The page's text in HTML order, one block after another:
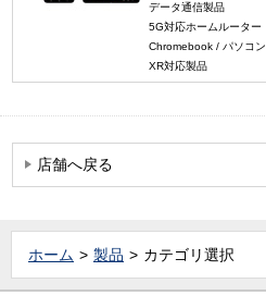
データ通信製品
5G対応ホームルーター
Chromebook / パソコン
XR対応製品
店舗へ戻る
ホーム 製品 カテゴリ選択